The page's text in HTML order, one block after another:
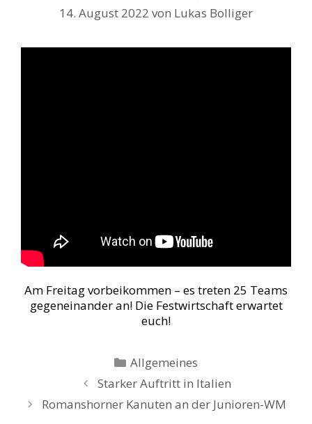
14. August 2022 von Lukas Bolliger
Am Freitag vorbeikommen – es treten 25 Teams
gegeneinander an! Die Festwirtschaft erwartet
euch!
Kategorien
Allgemeines
Starker Auftritt in Italien
Romanshorner Kanuten an der Junioren-WM